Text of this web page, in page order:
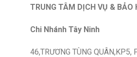
TRUNG TÂM DỊCH VỤ & BẢO
Chi Nhánh Tây Ninh
46,TRƯƠNG TÙNG QUÂN,KP5,